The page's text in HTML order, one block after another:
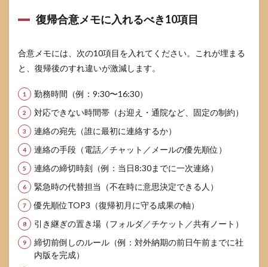
信頼
（こ
差が
く）
4
比較
表：
場面
別
NG
と
OK
行動
仕事
が追
復帰合意メモに入れるべき10項目
合意メモには、次の10項目を入れてください。これが埋まる
と、復帰後のすれ違いが激減します。
勤務時間（例：9:30〜16:30）
対応できない時間帯（お迎え・通院など、固定の制約）
連絡の宛先（誰に最初に連絡するか）
連絡の手段（電話／チャット／メールの優先順位）
連絡の締切時刻（例：当日8:30までに一次連絡）
緊急時の代替担当（不在時に意思決定できる人）
優先順位TOP3（復帰初月に守る成果の軸）
引き継ぎの置き場（フォルダ／チケット／共有ノート）
締切前倒しのルール（例：対外納期の前日午前までに社
内版を完成）